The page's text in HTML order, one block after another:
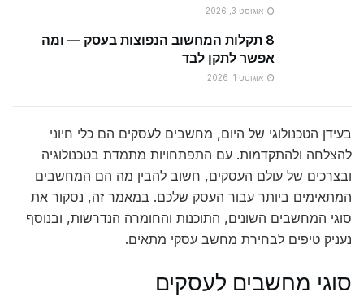
אוגוסט 3, 2026
8 תקלות המחשוב הנפוצות בעסק — ומה
אפשר לתקן לבד
אוגוסט 1, 2026
בעידן הטכנולוגי של היום, מחשבים לעסקים הם כלי חיוני
להצלחה ולהתקדמות. עם התפתחויות מתמדת בטכנולוגיה
ובצרכים של עולם העסקים, חשוב להבין מה הם המחשבים
המתאימים ביותר עבור העסק שלכם. במאמר זה, נסקור את
סוגי המחשבים השונים, התוכנות והחומרה הנדרשות, ובנוסף
נעניק טיפים לבחירת מחשב עסקי מתאים.
סוגי מחשבים לעסקים